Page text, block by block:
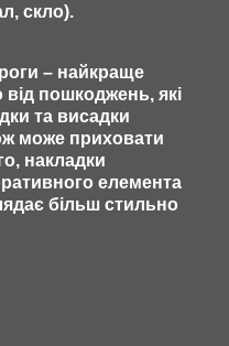
скло).
– найкраще
від пошкоджень, які
та висадки
може приховати
накладки
елемента
більш стильно